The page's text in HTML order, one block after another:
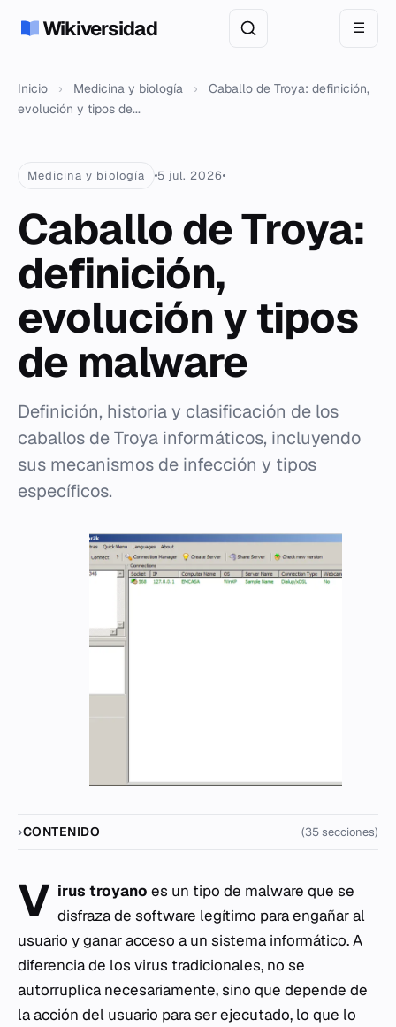
Wikiversidad ☰
Inicio › Medicina y biología ›
Caballo de Troya: definición,
evolución y tipos de...
Medicina y biología 5 jul. 2026
Caballo de Troya:
definición,
evolución y tipos
de malware
Definición, historia y clasificación de los
caballos de Troya informáticos, incluyendo
sus mecanismos de infección y tipos
específicos.
CONTENIDO (35 secciones)
V irus troyano es un tipo de malware que se
disfraza de software legítimo para engañar al
usuario y ganar acceso a un sistema informático. A
diferencia de los virus tradicionales, no se
autorruplica necesariamente, sino que depende de
la acción del usuario para ser ejecutado, lo que lo